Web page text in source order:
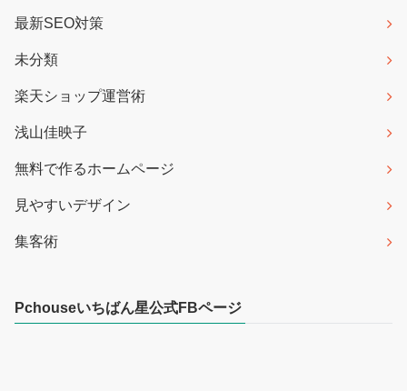
最新SEO対策
未分類
楽天ショップ運営術
浅山佳映子
無料で作るホームページ
見やすいデザイン
集客術
Pchouseいちばん星公式FBページ